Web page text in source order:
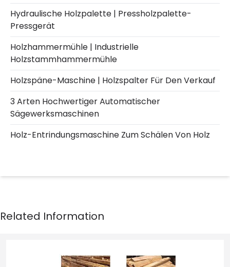
Hydraulische Holzpalette | Pressholzpalette-
Pressgerät
Holzhammermühle | Industrielle
Holzstammhammermühle
Holzspäne-Maschine | Holzspalter Für Den Verkauf
3 Arten Hochwertiger Automatischer
Sägewerksmaschinen
Holz-Entrindungsmaschine Zum Schälen Von Holz